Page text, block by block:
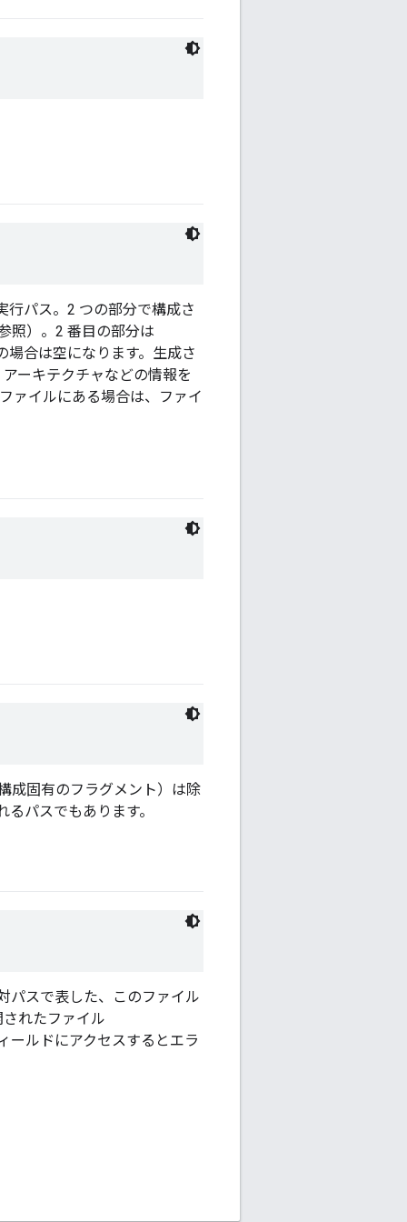
行パス。2 つの部分で構成さ
照）。2 番目の部分は
合は空になります。生成さ
ーキテクチャなどの情報を
ァイルにある場合は、ファイ
成固有のフラグメント）は除
パスでもあります。
パスで表した、このファイル
れたファイル
ールドにアクセスするとエラ